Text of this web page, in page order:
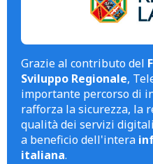
Grazie al contributo del
Sviluppo Regionale,
importante percorso di
rafforza la sicurezza, la
qualità dei servizi
a beneficio dell'intera
italiana.